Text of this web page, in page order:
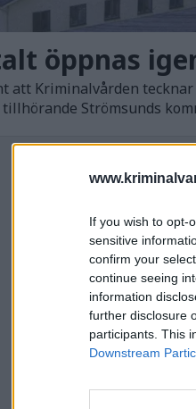
If you wish to opt-
sensitive
confirm your
continue seeing
information
further disclosure
participants. This
Downstream
öppnas
att Kriminalvården
Strömsunds